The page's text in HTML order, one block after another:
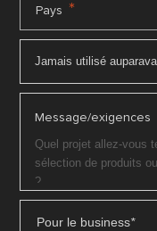
Pays *
Message/exigences
Pour le business*